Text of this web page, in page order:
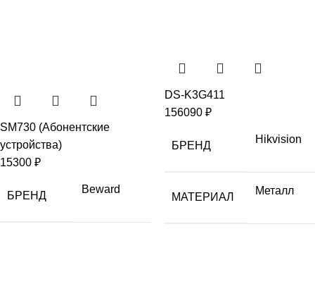
SM730 (Абонентские
устройства)
15300 ₽
БРЕНД
Beward
DS-K3G411
156090 ₽
БРЕНД
Hikvision
МАТЕРИАЛ
Металл